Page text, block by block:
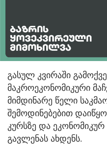
გასულ კვირაში
მაკროეკონომიკური
მიმდინარე წელი
შემოდინებებით
კურსზე და
გავლენას ახდენს.